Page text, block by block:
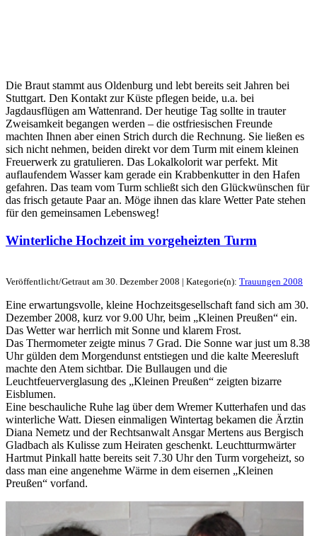
Die Braut stammt aus Oldenburg und lebt bereits seit Jahren bei
Stuttgart. Den Kontakt zur Küste pflegen beide, u.a. bei
Jagdausflügen am Wattenrand. Der heutige Tag sollte in trauter
Zweisamkeit begangen werden – die ostfriesischen Freunde
machten Ihnen aber einen Strich durch die Rechnung. Sie ließen es
sich nicht nehmen, beiden direkt vor dem Turm mit einem kleinen
Freuerwerk zu gratulieren. Das Lokalkolorit war perfekt. Mit
auflaufendem Wasser kam gerade ein Krabbenkutter in den Hafen
gefahren. Das team vom Turm schließt sich den Glückwünschen für
das frisch getaute Paar an. Möge ihnen das klare Wetter Pate stehen
für den gemeinsamen Lebensweg!
Winterliche Hochzeit im vorgeheizten Turm
Veröffentlicht/Getraut am 30. Dezember 2008 | Kategorie(n): Trauungen 2008
Eine erwartungsvolle, kleine Hochzeitsgesellschaft fand sich am 30.
Dezember 2008, kurz vor 9.00 Uhr, beim „Kleinen Preußen“ ein.
Das Wetter war herrlich mit Sonne und klarem Frost.
Das Thermometer zeigte minus 7 Grad. Die Sonne war just um 8.38
Uhr gülden dem Morgendunst entstiegen und die kalte Meeresluft
machte den Atem sichtbar. Die Bullaugen und die
Leuchtfeuerverglasung des „Kleinen Preußen“ zeigten bizarre
Eisblumen.
Eine beschauliche Ruhe lag über dem Wremer Kutterhafen und das
winterliche Watt. Diesen einmaligen Wintertag bekamen die Ärztin
Diana Nemetz und der Rechtsanwalt Ansgar Mertens aus Bergisch
Gladbach als Kulisse zum Heiraten geschenkt. Leuchtturmwärter
Hartmut Pinkall hatte bereits seit 7.30 Uhr den Turm vorgeheizt, so
dass man eine angenehme Wärme in dem eisernen „Kleinen
Preußen“ vorfand.